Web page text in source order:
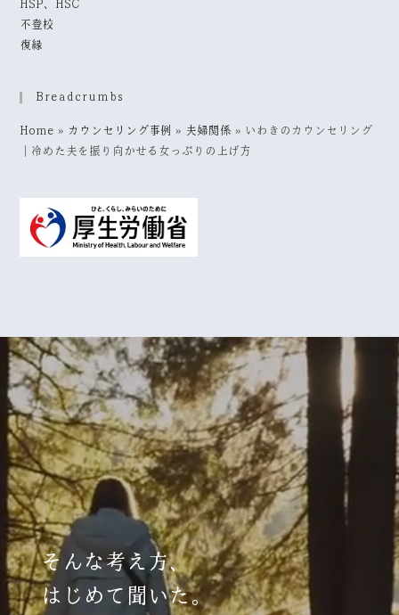
HSP、HSC
不登校
復縁
Breadcrumbs
Home » カウンセリング事例 » 夫婦関係 » いわきのカウンセリング
｜冷めた夫を振り向かせる女っぷりの上げ方
そんな考え方、
はじめて聞いた。